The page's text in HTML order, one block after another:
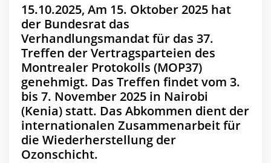
15.10.2025, Am 15. Oktober 2025 hat
der Bundesrat das
Verhandlungsmandat für das 37.
Treffen der Vertragsparteien des
Montrealer Protokolls (MOP37)
genehmigt. Das Treffen findet vom 3.
bis 7. November 2025 in Nairobi
(Kenia) statt. Das Abkommen dient der
internationalen Zusammenarbeit für
die Wiederherstellung der
Ozonschicht.